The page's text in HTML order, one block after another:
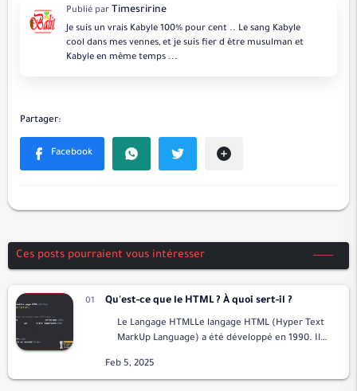
Je suis un vrais Kabyle 100% pour cent .. Le sang Kabyle
cool dans mes vennes, et je suis fier d être musulman et
Kabyle en même temps ...
Ces posts pourraient vous intéresser
Qu'est-ce que le HTML ? À quoi sert-il ?
Le Langage HTMLLe langage HTML (Hyper Text
MarkUp Language) a été développé en 1990. Il
document électronique appelé page qui est
exécuté s…